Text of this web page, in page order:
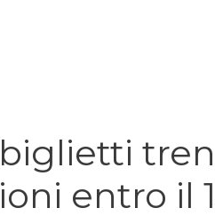
entro il